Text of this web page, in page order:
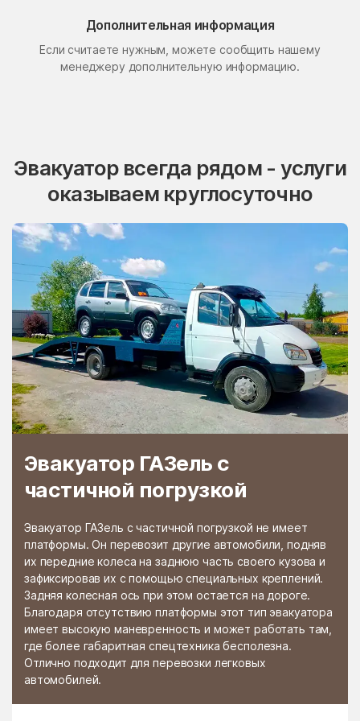
Дополнительная информация
Если считаете нужным, можете сообщить нашему
менеджеру дополнительную информацию.
Эвакуатор всегда рядом - услуги
оказываем круглосуточно
Эвакуатор ГАЗель с
частичной погрузкой
Эвакуатор ГАЗель с частичной погрузкой не имеет
платформы. Он перевозит другие автомобили, подняв
их передние колеса на заднюю часть своего кузова и
зафиксировав их с помощью специальных креплений.
Задняя колесная ось при этом остается на дороге.
Благодаря отсутствию платформы этот тип эвакуатора
имеет высокую маневренность и может работать там,
где более габаритная спецтехника бесполезна.
Отлично подходит для перевозки легковых
автомобилей.
Поселок Свиблово Поселок Сосновка
посёлок станции
Бронницы
Поселок Терехово
Пролетарский Протвино
Пуршево Путилково
Пушкино
Пышлицы
Радужный Радумля
Развилка Район Аэропорт
Раменки Раменское
Раменской
агрохимстанции РАОС
Растуново
Ратчино Рахманово
Реутово Речицы
Решетниково Решоткино
Ржавки Рогачёво
Роговское Поселение Родники
Рождествено Ромашково
Рошаль Руза
Румянцево Рыбное
Рыболово Рылеево